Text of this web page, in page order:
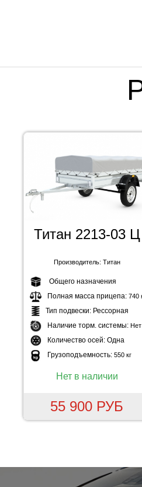
Титан 2213-03 Ц
Производитель: Титан
Общего назначения
Полная масса прицепа:740
Тип подвески: Рессорная
Наличие торм. системы:Нет
Количество осей:Одна
Грузоподъемность:550 кг
Нет в наличии
55 900 РУБ